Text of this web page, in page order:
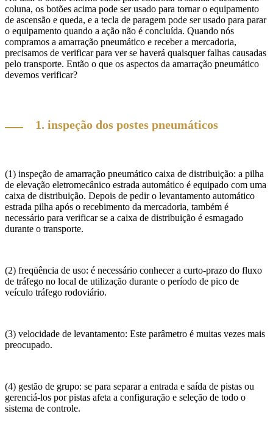
coluna, os botões acima pode ser usado para tornar o equipamento
de ascensão e queda, e a tecla de paragem pode ser usado para parar
o equipamento quando a ação não é concluída. Quando nós
compramos a amarração pneumático e receber a mercadoria,
precisamos de verificar para ver se haverá quaisquer falhas causadas
pelo transporte. Então o que os aspectos da amarração pneumático
devemos verificar?
1. inspeção dos postes pneumáticos
(1) inspeção de amarração pneumático caixa de distribuição: a pilha
de elevação eletromecânico estrada automático é equipado com uma
caixa de distribuição. Depois de pedir o levantamento automático
estrada pilha após o recebimento da mercadoria, também é
necessário para verificar se a caixa de distribuição é esmagado
durante o transporte.
(2) freqüência de uso: é necessário conhecer a curto-prazo do fluxo
de tráfego no local de utilização durante o período de pico de
veículo tráfego rodoviário.
(3) velocidade de levantamento: Este parâmetro é muitas vezes mais
preocupado.
(4) gestão de grupo: se para separar a entrada e saída de pistas ou
gerenciá-los por pistas afeta a configuração e seleção de todo o
sistema de controle.